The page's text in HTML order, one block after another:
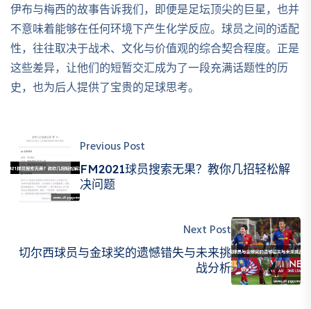
伊布与梅西的故事告诉我们，即便是足坛顶尖的巨星，也并
不意味着能够在任何环境下产生化学反应。球员之间的适配
性，往往取决于战术、文化与价值观的综合契合程度。正是
这些差异，让他们的短暂交汇成为了一段充满话题性的历
史，也为后人提供了宝贵的足球思考。
Previous Post
FM2021球员搜索无果？教你几招轻松解
决问题
Next Post
切尔西球员与金球奖的遗憾错失与未来挑
战分析